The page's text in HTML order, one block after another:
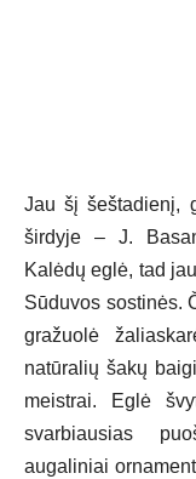
Jau šį šeštadienį,
širdyje – J.
Kalėdų eglė, tad
Sūduvos sostinės.
gražuolė
natūralių šakų
meistrai. Eglė
svarbiausias
augaliniai